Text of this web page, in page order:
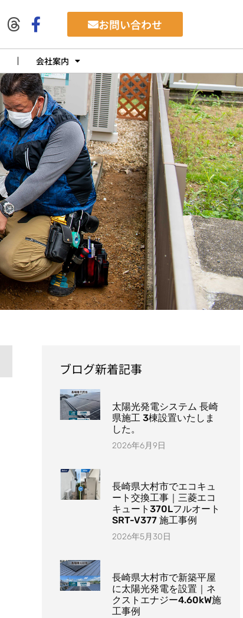
お問い合わせ
会社案内
ブログ新着記事
太陽光発電システム 長崎
県施工 3棟設置いたしま
した。
2026年6月9日
長崎県大村市でエコキュ
ート交換工事｜三菱エコ
キュート370Lフルオート
SRT-V377 施工事例
2026年5月30日
長崎県大村市で新築平屋
に太陽光発電を設置｜ネ
クストエナジー4.60kW施
工事例